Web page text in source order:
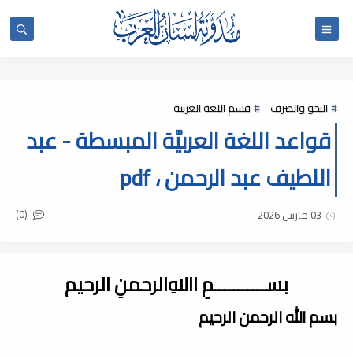
النحو والصرف قسم اللغة العربية
قواعد اللغة العربيَّة المبسطة - عبد
اللطيف عبد الرحمن ، pdf
03 مارس 2026 (0)
بســـــــــــمِ اﷲِالرحمنِ الرحيم
بسم الله الرحمن الرحيم